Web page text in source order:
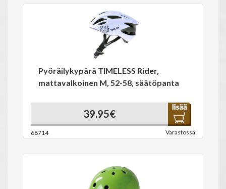
Pyöräilykypärä TIMELESS Rider,
mattavalkoinen M, 52-58, säätöpanta
39.95€
68714 Varastossa